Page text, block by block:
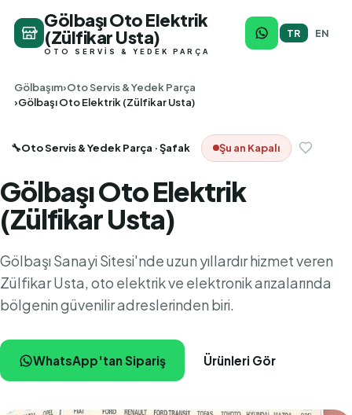
Gölbaşı Oto Elektrik
(Zülfikar Usta)
OTO SERVIS & YEDEK PARÇA
TR EN
Gölbaşım Oto Servis & Yedek Parça
Gölbaşı Oto Elektrik (Zülfikar Usta)
🔧Oto Servis & Yedek Parça · Şafak Şu an Kapalı
Gölbaşı Oto Elektrik
(Zülfikar Usta)
Gölbaşı Sanayi Sitesi'nde uzun yıllardır hizmet veren
Zülfikar Usta, oto elektrik ve elektronik arızalarında
bölgenin güvenilir adreslerinden biri.
WhatsApp'tan Sipariş Ürünleri Gör